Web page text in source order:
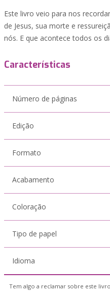
Este livro veio para nos
de Jesus, sua morte e
nós. E que acontece todos os
Características
Número de páginas
Edição
Formato
Acabamento
Coloração
Tipo de papel
Idioma
Tem algo a reclamar sobre este